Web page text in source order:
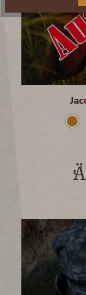
Produktgalerie